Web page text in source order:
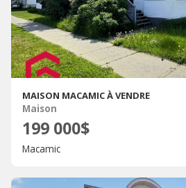
MAISON MACAMIC À VENDRE
Maison
199 000$
Macamic